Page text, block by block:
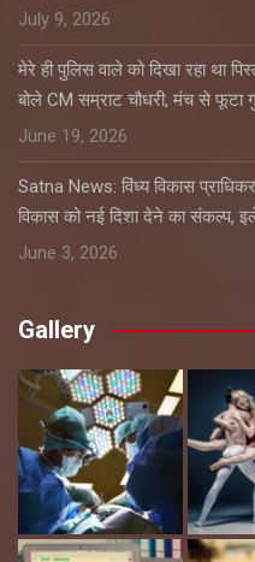
July 9, 2026
मेरे ही पुलिस वाले को दिखा रहा था
बोले CM सम्राट चौधरी, मंच से फूटा
June 19, 2026
Satna News: विंध्य विकास
विकास को नई दिशा देने का संकल्प,
June 3, 2026
Gallery